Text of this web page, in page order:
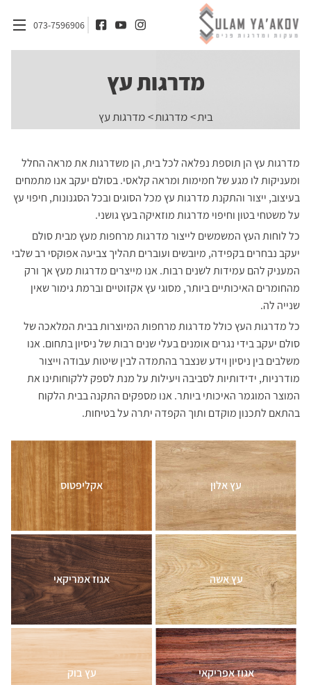
מעקות
חומרים
אדריכלים ומעצבי פנים
בלוג
צור קשר
073-7596906
מדרגות עץ
בית מדרגות מדרגות עץ
מדרגות עץ הן תוספת נפלאה לכל בית, הן משדרגות את מראה החלל
ומעניקות לו מגע של חמימות ומראה קלאסי. בסולם יעקב אנו מתמחים
בעיצוב, ייצור והתקנת מדרגות עץ מכל הסוגים ובכל הסגנונות, חיפוי עץ
על משטחי בטון וחיפוי מדרגות מוזאיקה בעץ גושני.
כל לוחות העץ המשמשים לייצור מדרגות מרחפות מעץ מבית סולם
יעקב נבחרים בקפידה, מיובשים ועוברים תהליך צביעה אפוקסי רב שלבי
המעניק להם עמידות לשנים רבות. אנו מייצרים מדרגות מעץ אך ורק
מהחומרים האיכותיים ביותר, מסוגי עץ אקזוטיים וברמת גימור שאין
שנייה לה.
כל מדרגות העץ כולל מדרגות מרחפות המיוצרות בבית המלאכה של
סולם יעקב בידי נגרים אומנים בעלי שנים רבות של ניסיון בתחום. אנו
משלבים בין ניסיון וידע שנצבר בהתמדה לבין שיטות עבודה וייצור
מודרניות, ידידותיות לסביבה ויעילות על מנת לספק ללקוחותינו את
המוצר המוגמר האיכותי ביותר. אנו מספקים התקנה בבית הלקוח
בהתאם לתכנון מוקדם ותוך הקפדה יתרה על בטיחות.
עץ אלון אקליפטוס
עץ אשה אגוז אמריקאי
אגוז אפריקאי עץ בוק